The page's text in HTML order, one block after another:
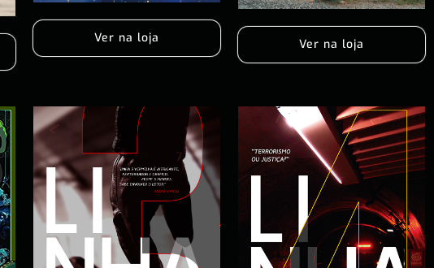
Ver na loja Ver na loja